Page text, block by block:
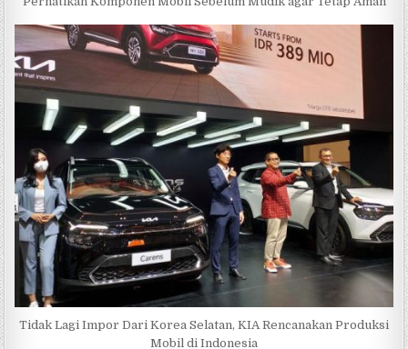
Tidak Lagi Impor Dari Korea Selatan, KIA Rencanakan Produksi
Mobil di Indonesia